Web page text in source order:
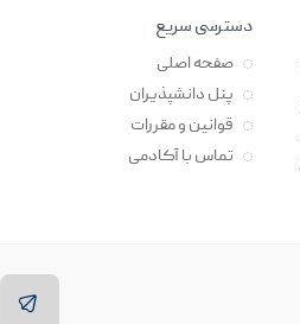
دسترسی سریع
صفحه اصلی
پنل دانشپذیران
قوانین و مقررات
تماس با آکادمی